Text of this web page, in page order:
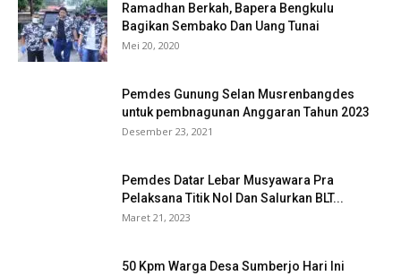
Ramadhan Berkah, Bapera Bengkulu
Bagikan Sembako Dan Uang Tunai
Mei 20, 2020
Pemdes Gunung Selan Musrenbangdes
untuk pembnagunan Anggaran Tahun 2023
Desember 23, 2021
Pemdes Datar Lebar Musyawara Pra
Pelaksana Titik Nol Dan Salurkan BLT...
Maret 21, 2023
50 Kpm Warga Desa Sumberjo Hari Ini